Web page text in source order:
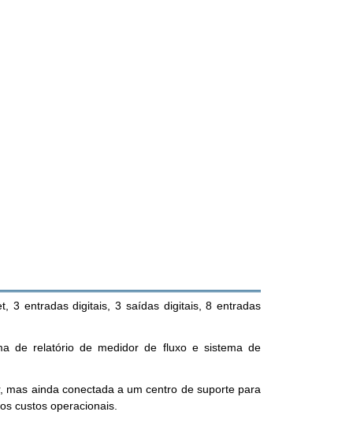
3 entradas digitais, 3 saídas digitais, 8 entradas
de relatório de medidor de fluxo e sistema de
ainda conectada a um centro de suporte para
custos operacionais.